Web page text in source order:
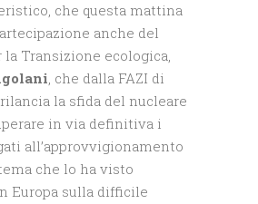
che questa mattina
anche del
Transizione ecologica,
, che dalla FAZI di
la sfida del nucleare
in via definitiva i
all’approvvigionamento
che lo ha visto
Europa sulla difficile